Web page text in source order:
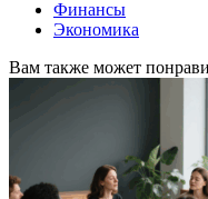
Финансы
Экономика
Вам также может